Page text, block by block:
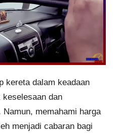
kereta dalam keadaan
keselesaan dan
memahami harga
menjadi cabaran bagi